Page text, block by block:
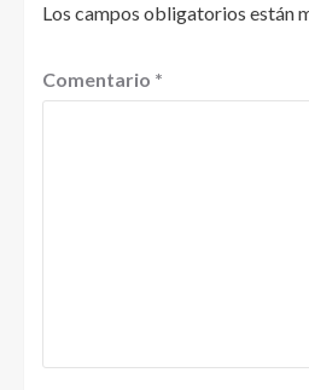
Los campos obligatorios están
Comentario *